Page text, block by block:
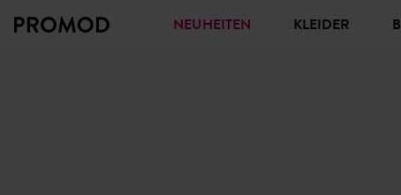
NEUHEITEN KLEIDER